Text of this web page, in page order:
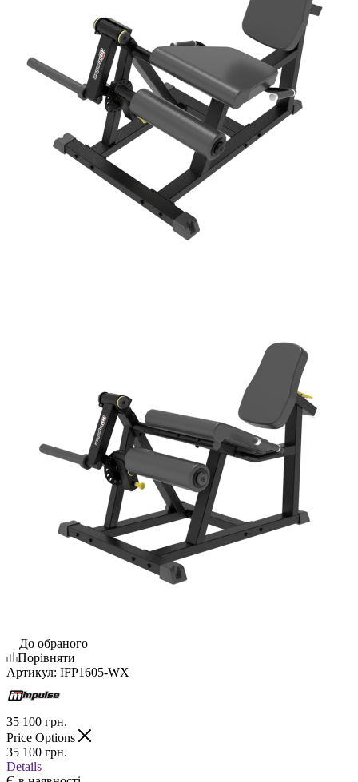
До обраного
Порівняти
Артикул: IFP1605-WX
35 100 грн.
Price Options
35 100 грн.
Details